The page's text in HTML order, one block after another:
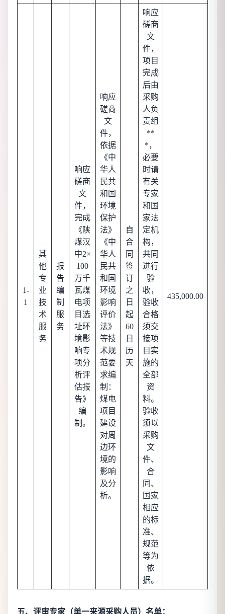
1-
1
其
他
专
业
技
术
服
务
报
告
编
制
服
务
响应
磋商
文
件，
完成
《陕
煤汉
中2×
100
万千
瓦煤
电项
目选
址环
境影
响专
项分
析评
估报
告》
编
制。
响应
磋商
文
件，
依据
《中
华人
民共
和国
环境
保护
法》
《中
华人
民共
和国
环境
影响
评价
法》
等技
术规
范要
求编
制：
煤电
项目
建设
对周
边环
境的
影响
及分
析。
自
合
同
签
订
之
日
起
60
日
历
天
响应
磋商
文
件，
项目
完成
后由
采购
人负
责组
**
*，
必要
时请
有关
专家
和国
家法
定机
构，
共同
进行
验
收，
验收
合格
须交
接项
目实
施的
全部
资
料。
验收
须以
采购
文
件、
合
同、
国家
相应
的标
准、
规范
等为
依
据。
435,000.00
五、评审专家（单一来源采购人员）名单：